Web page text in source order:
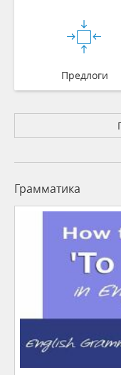
Предлоги
Грамматика